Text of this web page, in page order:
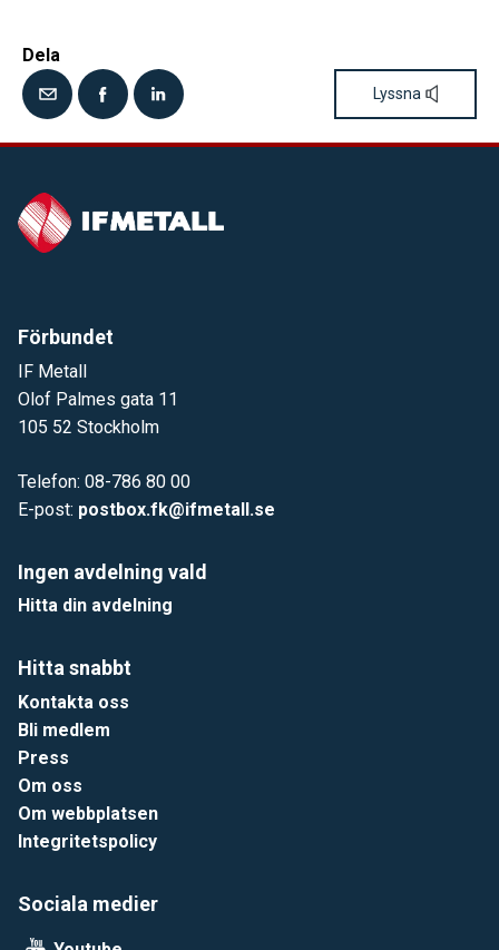
Dela
Lyssna
Förbundet
IF Metall
Olof Palmes gata 11
105 52 Stockholm
Telefon: 08-786 80 00
E-post: postbox.fk@ifmetall.se
Ingen avdelning vald
Hitta din avdelning
Hitta snabbt
Kontakta oss
Bli medlem
Press
Om oss
Om webbplatsen
Integritetspolicy
Sociala medier